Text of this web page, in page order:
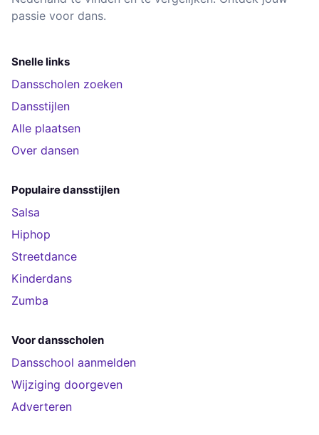
passie voor dans.
Snelle links
Dansscholen zoeken
Dansstijlen
Alle plaatsen
Over dansen
Populaire dansstijlen
Salsa
Hiphop
Streetdance
Kinderdans
Zumba
Voor dansscholen
Dansschool aanmelden
Wijziging doorgeven
Adverteren